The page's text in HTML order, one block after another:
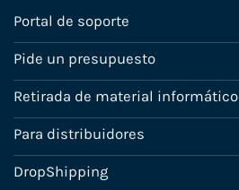
Portal de soporte
Pide un presupuesto
Retirada de material informático
Para distribuidores
DropShipping